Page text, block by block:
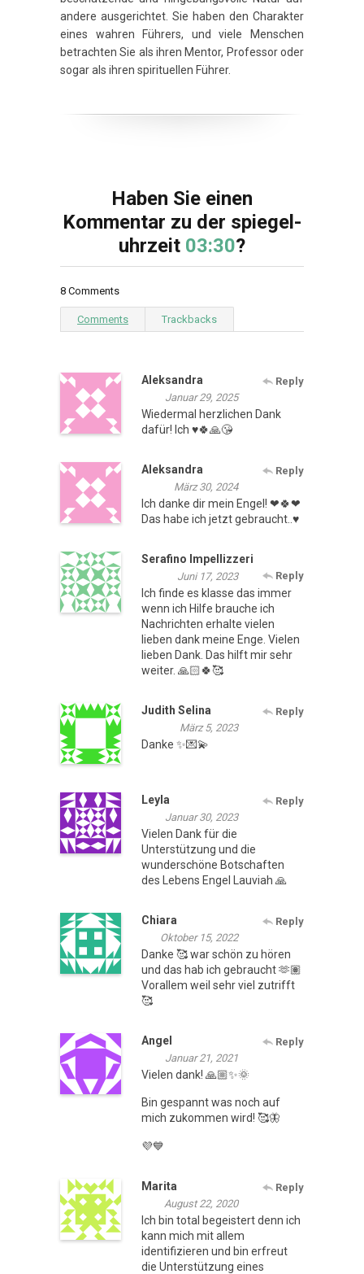
andere ausgerichtet. Sie haben den Charakter
eines wahren Führers, und viele Menschen
betrachten Sie als ihren Mentor, Professor oder
sogar als ihren spirituellen Führer.
Haben Sie einen
Kommentar zu der spiegel-
uhrzeit 03:30?
8 Comments
Comments Trackbacks
Aleksandra
Reply
Januar 29, 2025
Wiedermal herzlichen Dank
dafür! Ich ♥️🍀🙏😘
Aleksandra
Reply
März 30, 2024
Ich danke dir mein Engel! ❤🍀❤
Das habe ich jetzt gebraucht..♥️
Serafino Impellizzeri
Reply
Juni 17, 2023
Ich finde es klasse das immer
wenn ich Hilfe brauche ich
Nachrichten erhalte vielen
lieben dank meine Enge. Vielen
lieben Dank. Das hilft mir sehr
weiter. 🙏🏻🍀🥰
Judith Selina
Reply
März 5, 2023
Danke ✨️💌💫
Leyla
Reply
Januar 30, 2023
Vielen Dank für die
Unterstützung und die
wunderschöne Botschaften
des Lebens Engel Lauviah 🙏
Chiara
Reply
Oktober 15, 2022
Danke 🥰 war schön zu hören
und das hab ich gebraucht 🫶🏽
Vorallem weil sehr viel zutrifft
🥰
Angel
Reply
Januar 21, 2021
Vielen dank! 🙏🏼✨🌞
Bin gespannt was noch auf
mich zukommen wird! 🥰🦋
💜💙
Marita
Reply
August 22, 2020
Ich bin total begeistert denn ich
kann mich mit allem
identifizieren und bin erfreut
die Unterstützung eines